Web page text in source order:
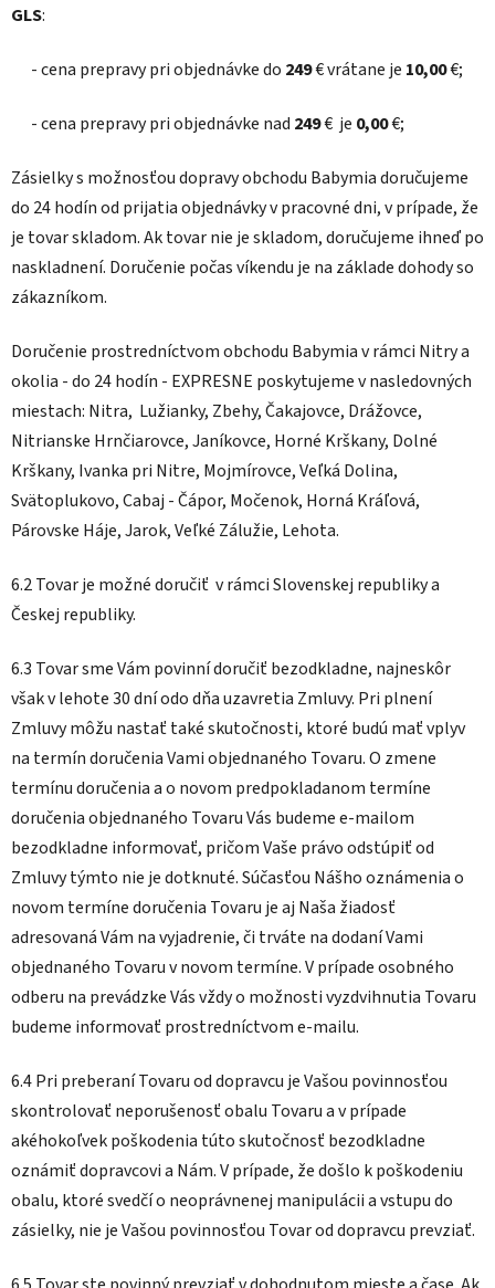
GLS:
- cena prepravy pri objednávke do 249€ vrátane je 10,00€;
- cena prepravy pri objednávke nad 249€ je 0,00€;
Zásielky s možnosťou dopravy obchodu Babymia doručujeme
do 24 hodín od prijatia objednávky v pracovné dni, v prípade, že
je tovar skladom. Ak tovar nie je skladom, doručujeme ihneď po
naskladnení. Doručenie počas víkendu je na základe dohody so
zákazníkom.
Doručenie prostredníctvom obchodu Babymia v rámci Nitry a
okolia - do 24 hodín - EXPRESNE poskytujeme v nasledovných
miestach: Nitra, Lužianky, Zbehy, Čakajovce, Drážovce,
Nitrianske Hrnčiarovce, Janíkovce, Horné Krškany, Dolné
Krškany, Ivanka pri Nitre, Mojmírovce, Veľká Dolina,
Svätoplukovo, Cabaj - Čápor, Močenok, Horná Kráľová,
Párovske Háje, Jarok, Veľké Zálužie, Lehota.
6.2 Tovar je možné doručiť v rámci Slovenskej republiky a
Českej republiky.
6.3 Tovar sme Vám povinní doručiť bezodkladne, najneskôr
však v lehote 30 dní odo dňa uzavretia Zmluvy. Pri plnení
Zmluvy môžu nastať také skutočnosti, ktoré budú mať vplyv
na termín doručenia Vami objednaného Tovaru. O zmene
termínu doručenia a o novom predpokladanom termíne
doručenia objednaného Tovaru Vás budeme e-mailom
bezodkladne informovať, pričom Vaše právo odstúpiť od
Zmluvy týmto nie je dotknuté. Súčasťou Nášho oznámenia o
novom termíne doručenia Tovaru je aj Naša žiadosť
adresovaná Vám na vyjadrenie, či trváte na dodaní Vami
objednaného Tovaru v novom termíne. V prípade osobného
odberu na prevádzke Vás vždy o možnosti vyzdvihnutia Tovaru
budeme informovať prostredníctvom e-mailu.
6.4 Pri preberaní Tovaru od dopravcu je Vašou povinnosťou
skontrolovať neporušenosť obalu Tovaru a v prípade
akéhokoľvek poškodenia túto skutočnosť bezodkladne
oznámiť dopravcovi a Nám. V prípade, že došlo k poškodeniu
obalu, ktoré svedčí o neoprávnenej manipulácii a vstupu do
zásielky, nie je Vašou povinnosťou Tovar od dopravcu prevziať.